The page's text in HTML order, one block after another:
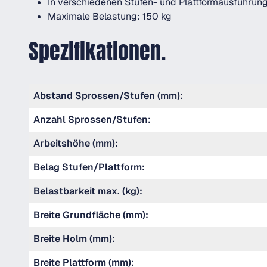
Maximale Belastung: 150 kg
Spezifikationen.
Abstand Sprossen/Stufen (mm):
Anzahl Sprossen/Stufen:
Arbeitshöhe (mm):
Belag Stufen/Plattform:
Belastbarkeit max. (kg):
Breite Grundfläche (mm):
Breite Holm (mm):
Breite Plattform (mm):